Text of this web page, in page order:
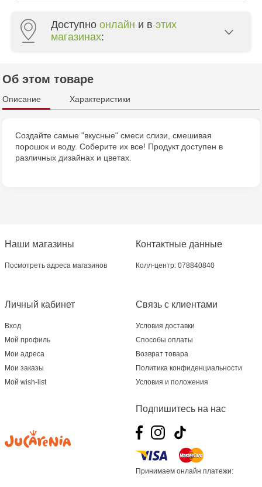
Доступно онлайн и в этих
магазинах:
Multistore Centru - bd. Cantemir, 6
Jucarenia Buiucani Alfa
Multistore Telecentru - str. N. Testemițanu
MultiStore Căușeni- str. Iurii Gagarin 24
Об этом товаре
Описание Характеристики
Создайте самые "вкусные" смеси слизи, смешивая
порошок и воду. Соберите их все! Продукт доступен в
различных дизайнах и цветах.
Наши магазины
Посмотреть адреса магазинов
Связь с клиентами
Условия доставки
Способы оплаты
Возврат товара
Политика конфиденциальности
Условия и положения
Личный кабинет
Вход
Мой профиль
Мои адреса
Мои заказы
Мой wish-list
Контактные данные
Колл-центр: 078840840
Подпишитесь на нас
Принимаем онлайн платежи: